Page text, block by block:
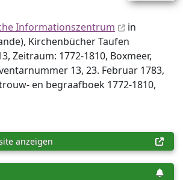
Informationszentrum
in
Kirchenbücher Taufen
Zeitraum: 1772-1810, Boxmeer,
13, 23. Februar 1783,
en begraafboek 1772-1810,
anzeigen